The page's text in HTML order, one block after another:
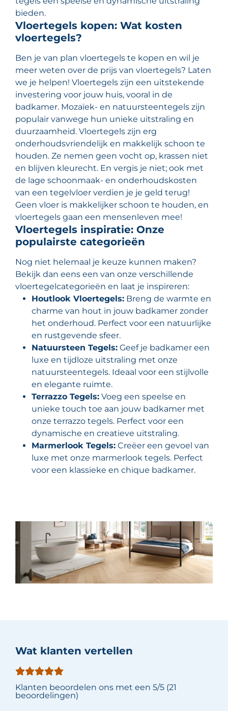
bieden.
Vloertegels kopen: Wat kosten
vloertegels?
Ben je van plan vloertegels te kopen en wil je
meer weten over de prijs van vloertegels? Laten
we je helpen! Vloertegels zijn een uitstekende
investering voor jouw huis, vooral in de
badkamer. Mozaïek- en natuursteentegels zijn
populair vanwege hun unieke uitstraling en
duurzaamheid. Vloertegels zijn erg
onderhoudsvriendelijk en makkelijk schoon te
houden. Ze nemen geen vocht op, krassen niet
en blijven kleurecht. En vergis je niet; ook met
de lage schoonmaak- en onderhoudskosten
van een tegelvloer verdien je je geld terug!
Geen vloer is makkelijker schoon te houden, en
vloertegels gaan een mensenleven mee!
Vloertegels inspiratie: Onze
populairste categorieën
Nog niet helemaal je keuze kunnen maken?
Bekijk dan eens een van onze verschillende
vloertegelcategorieën en laat je inspireren:
Houtlook Vloertegels: Breng de warmte en
charme van hout in jouw badkamer zonder
het onderhoud. Perfect voor een natuurlijke
en rustgevende sfeer.
Natuursteen Tegels: Geef je badkamer een
luxe en tijdloze uitstraling met onze
natuursteentegels. Ideaal voor een stijlvolle
en elegante ruimte.
Terrazzo Tegels: Voeg een speelse en
unieke touch toe aan jouw badkamer met
onze terrazzo tegels. Perfect voor een
dynamische en creatieve uitstraling.
Marmerlook Tegels: Creëer een gevoel van
luxe met onze marmerlook tegels. Perfect
voor een klassieke en chique badkamer.
Wat klanten vertellen
Klanten beoordelen ons met een 5/5 (21
beoordelingen)